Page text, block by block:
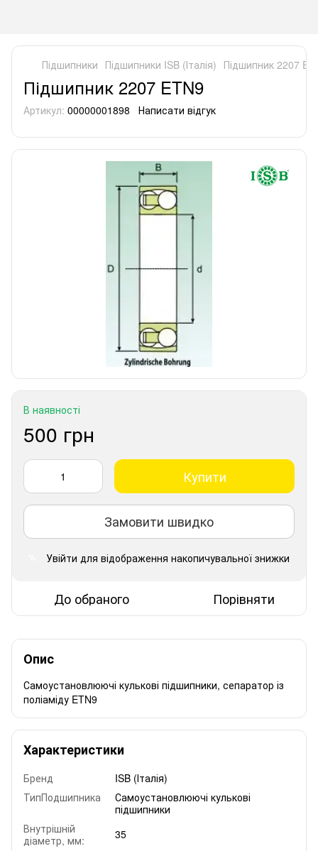
Підшипники Підшипники ISB (Італія) Підшипник 2207
Підшипник 2207 ETN9
Артикул: 00000001898 Написати відгук
В наявності
500 грн
Купити
Замовити швидко
Увійти для відображення накопичувальної знижки
До обраного Порівняти
Опис
Самоустановлюючі кулькові підшипники, сепаратор із
поліаміду ETN9
Характеристики
Бренд
ISB (Італія)
ТипПодшипника
Самоустановлюючі кулькові
підшипники
Внутрішній
діаметр, мм:
35